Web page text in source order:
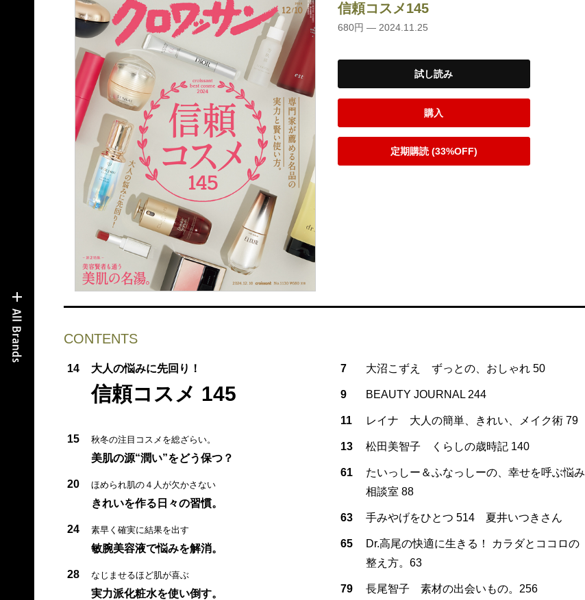
信頼コスメ145
680円 — 2024.11.25
試し読み
購入
定期購読 (33%OFF)
CONTENTS
14 大人の悩みに先回り！
信頼コスメ 145
15 秋冬の注目コスメを総ざらい。
美肌の源“潤い”をどう保つ？
20 ほめられ肌の４人が欠かさない
きれいを作る日々の習慣。
24 素早く確実に結果を出す
敏腕美容液で悩みを解消。
28 なじませるほど肌が喜ぶ
実力派化粧水を使い倒す。
7 大沼こずえ ずっとの、おしゃれ 50
9 BEAUTY JOURNAL 244
11 レイナ 大人の簡単、きれい、メイク術 79
13 松田美智子 くらしの歳時記 140
61
たいっしー＆ふなっしーの、幸せを呼ぶ悩み
相談室 88
63 手みやげをひとつ 514 夏井いつきさん
65
Dr.高尾の快適に生きる！ カラダとココロの
整え方。63
79 長尾智子 素材の出会いもの。256